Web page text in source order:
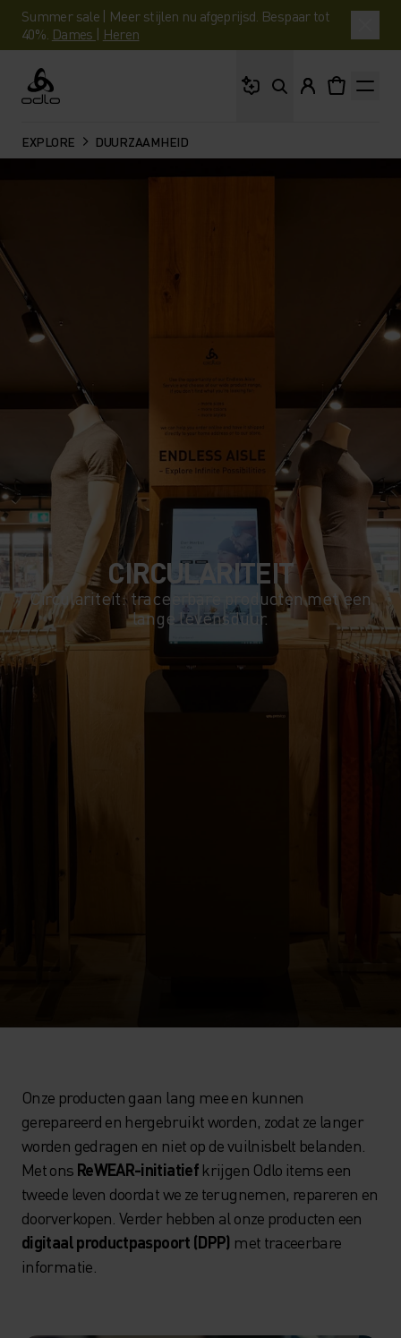
Summer sale | Meer stijlen nu afgeprijsd. Bespaar tot
40%. Dames | Heren
Odlo
EXPLORE DUURZAAMHEID
CIRCULARITEIT
Circulariteit: traceerbare producten met een
lange levensduur.
Onze producten gaan lang mee en kunnen
gerepareerd en hergebruikt worden, zodat ze langer
worden gedragen en niet op de vuilnisbelt belanden.
Met ons ReWEAR-initiatief krijgen Odlo items een
tweede leven doordat we ze terugnemen, repareren en
doorverkopen. Verder hebben al onze producten een
digitaal productpaspoort (DPP) met traceerbare
informatie.